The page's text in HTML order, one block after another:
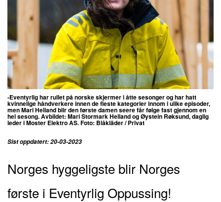
-Eventyrlig har rullet på norske skjermer i åtte sesonger og har hatt
kvinnelige håndverkere innen de fleste kategorier innom i ulike episoder,
men Mari Helland blir den første damen seere får følge fast gjennom en
hel sesong. Avbildet: Mari Stormark Helland og Øystein Røksund, daglig
leder i Moster Elektro AS. Foto: Blåkläder / Privat
Sist oppdatert: 20-03-2023
Norges hyggeligste blir Norges
første i Eventyrlig Oppussing!